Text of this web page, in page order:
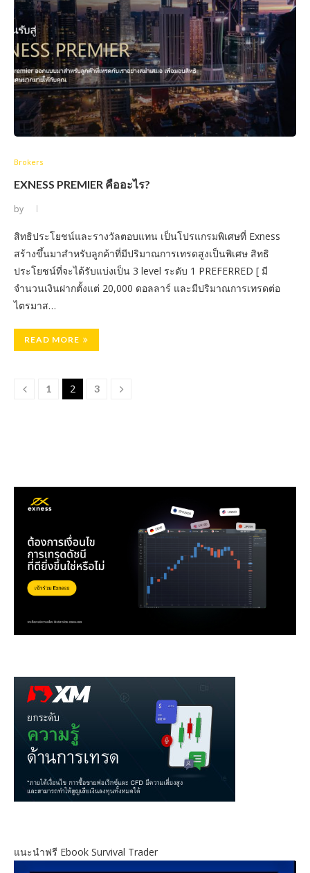
Brokers
EXNESS PREMIER คืออะไร?
by
สิทธิประโยชน์และรางวัลตอบแทน เป็นโปรแกรมพิเศษที่ Exness
สร้างขึ้นมาสำหรับลูกค้าที่มีปริมาณการเทรดสูงเป็นพิเศษ สิทธิ
ประโยชน์ที่จะได้รับแบ่งเป็น 3 level ระดับ 1 PREFERRED [ มี
จำนวนเงินฝากตั้งแต่ 20,000 ดอลลาร์ และมีปริมาณการเทรดต่อ
ไตรมาส…
READ MORE
1 2 3
แนะนำฟรี Ebook Survival Trader